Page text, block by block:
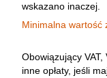
wskazano inaczej.
Minimalna wartość
Obowiązujący
inne opłaty, jeśli